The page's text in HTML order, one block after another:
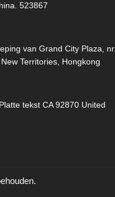
523867
van Grand City Plaza, nr.
Territories, Hongkong
tekst CA 92870 United